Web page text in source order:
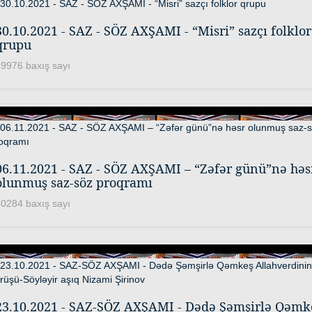
- SAZ - SÖZ AXŞAMI - “Misri” sazçı folklor
baxış sayı
- SAZ - SÖZ AXŞAMI – “Zəfər günü”nə
saz-söz proqramı
baxış sayı
- SAZ-SÖZ AXŞAMI - Dədə Şəmşirlə